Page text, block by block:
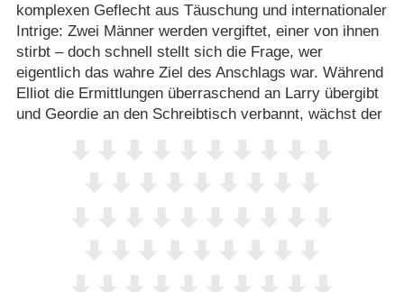
komplexen Geflecht aus Täuschung und internationaler
Intrige: Zwei Männer werden vergiftet, einer von ihnen
stirbt – doch schnell stellt sich die Frage, wer
eigentlich das wahre Ziel des Anschlags war. Während
Elliot die Ermittlungen überraschend an Larry übergibt
und Geordie an den Schreibtisch verbannt, wächst der